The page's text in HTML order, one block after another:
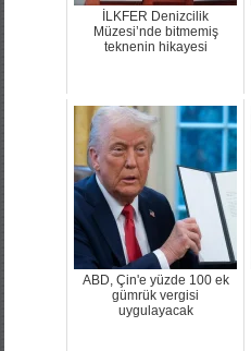
İLKFER Denizcilik
Müzesi’nde bitmemiş
teknenin hikayesi
ABD, Çin'e yüzde 100 ek
gümrük vergisi
uygulayacak